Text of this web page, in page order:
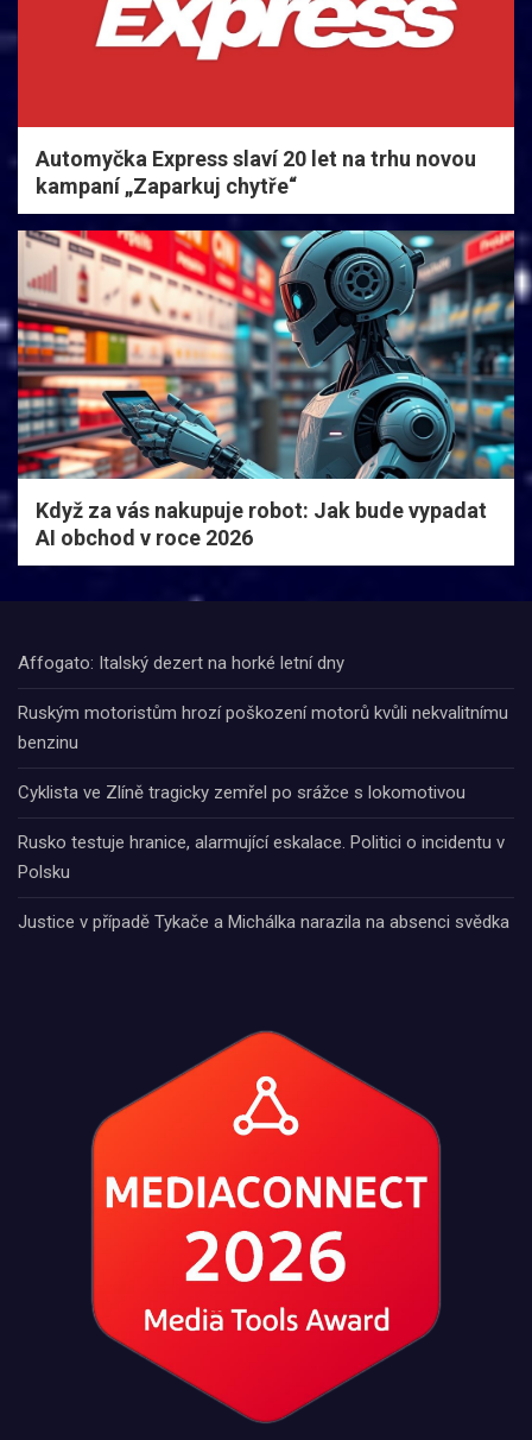
Automyčka Express slaví 20 let na trhu novou
kampaní „Zaparkuj chytře“
Když za vás nakupuje robot: Jak bude vypadat
AI obchod v roce 2026
Affogato: Italský dezert na horké letní dny
Ruským motoristům hrozí poškození motorů kvůli nekvalitnímu
benzinu
Cyklista ve Zlíně tragicky zemřel po srážce s lokomotivou
Rusko testuje hranice, alarmující eskalace. Politici o incidentu v
Polsku
Justice v případě Tykače a Michálka narazila na absenci svědka